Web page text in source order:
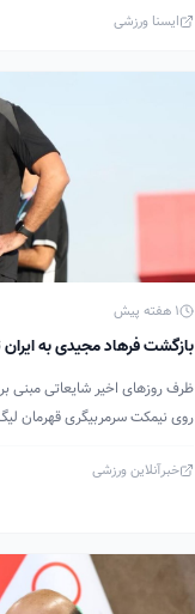
ایسنا ورزشی
1 هفته پیش
بازگشت فرهاد مجیدی به
ظرف روزهای اخیر شایعاتی مبنی
روی نیمکت سرمربیگری قهرمان
خبرآنلاین ورزشی